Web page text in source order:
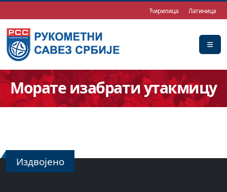
Ћирилица Латиница
Морате изабрати утакмицу
Издвојено